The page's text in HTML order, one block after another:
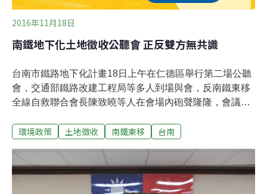
2016年11月18日
南鐵地下化土地徵收公聽會 正反雙方無共識
台南市鐵路地下化計畫18日上午在仁德區舉行第二場公聽
會，交通部鐵路改建工程局等多人到場與會，反南鐵東移
全線自救聯合會長陳致曉等人在會場內砲聲隆隆，會議進
曉則在公聽會開始時即質疑程序問題，南市府和鐵工局在
德區土地所有權人，並未依《土地徵收條例施行細則》第
10條通知同屬南鐵東移案之其他利害關係人，讓自救會成
員認為公聽會完全不符合程序，「我們不承認這第二場公
環境政策 土地徵收 南鐵東移 台南